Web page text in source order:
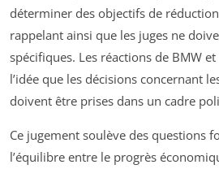
déterminer des objectifs de
rappelant ainsi que les juges ne
spécifiques. Les réactions de BMW
l’idée que les décisions concernant
doivent être prises dans un cadre
Ce jugement soulève des questions
l’équilibre entre le progrès